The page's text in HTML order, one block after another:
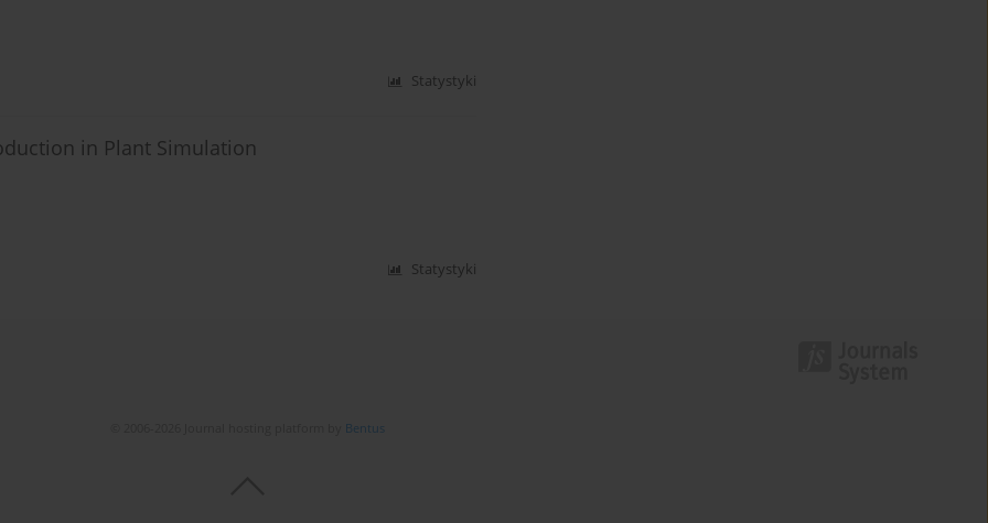
Statystyki
in Plant Simulation
Statystyki
Bentus